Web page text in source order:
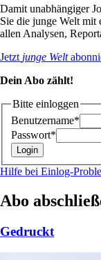
Damit unabhängiger
Sie die junge Welt mit
allen Analysen,
Jetzt junge Welt
Dein Abo zählt!
Bitte einloggen
Benutzername*
Passwort*
Hilfe bei Einlog-
Abo
Gedruckt